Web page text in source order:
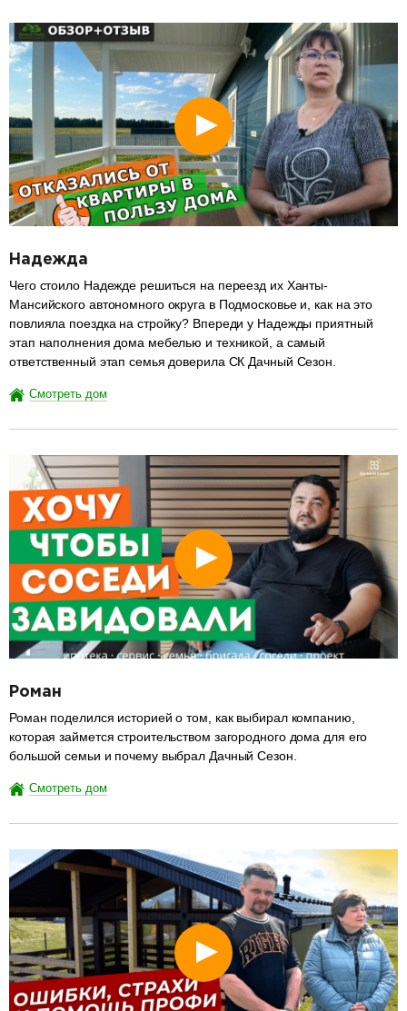
Надежда
Чего стоило Надежде решиться на переезд их Ханты-
Мансийского автономного округа в Подмосковье и, как на это
повлияла поездка на стройку? Впереди у Надежды приятный
этап наполнения дома мебелью и техникой, а самый
ответственный этап семья доверила СК Дачный Сезон.
Смотреть дом
Роман
Роман поделился историей о том, как выбирал компанию,
которая займется строительством загородного дома для его
большой семьи и почему выбрал Дачный Сезон.
Смотреть дом